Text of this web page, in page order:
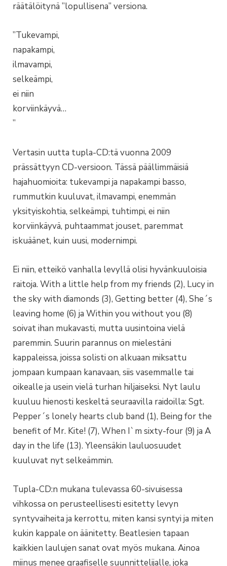
räätälöitynä ”lopullisena” versiona.
”Tukevampi,
napakampi,
ilmavampi,
selkeämpi,
ei niin
korviinkäyvä…
”
Vertasin uutta tupla-CD:tä vuonna 2009
prässättyyn CD-versioon. Tässä päällimmäisiä
hajahuomioita: tukevampi ja napakampi basso,
rummutkin kuuluvat, ilmavampi, enemmän
yksityiskohtia, selkeämpi, tuhtimpi, ei niin
korviinkäyvä, puhtaammat jouset, paremmat
iskuäänet, kuin uusi, modernimpi.
Ei niin, etteikö vanhalla levyllä olisi hyvänkuuloisia
raitoja. With a little help from my friends (2), Lucy in
the sky with diamonds (3), Getting better (4), She´s
leaving home (6) ja Within you without you (8)
soivat ihan mukavasti, mutta uusintoina vielä
paremmin. Suurin parannus on mielestäni
kappaleissa, joissa solisti on alkuaan miksattu
jompaan kumpaan kanavaan, siis vasemmalle tai
oikealle ja usein vielä turhan hiljaiseksi. Nyt laulu
kuuluu hienosti keskeltä seuraavilla raidoilla: Sgt.
Pepper´s lonely hearts club band (1), Being for the
benefit of Mr. Kite! (7), When I`m sixty-four (9) ja A
day in the life (13). Yleensäkin lauluosuudet
kuuluvat nyt selkeämmin.
Tupla-CD:n mukana tulevassa 60-sivuisessa
vihkossa on perusteellisesti esitetty levyn
syntyvaiheita ja kerrottu, miten kansi syntyi ja miten
kukin kappale on äänitetty. Beatlesien tapaan
kaikkien laulujen sanat ovat myös mukana. Ainoa
miinus menee graafiselle suunnittelijalle, joka